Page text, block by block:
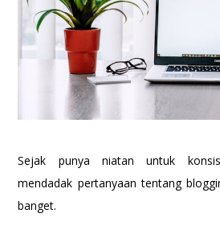
Sejak punya niatan untuk
mendadak pertanyaan tentang
banget.